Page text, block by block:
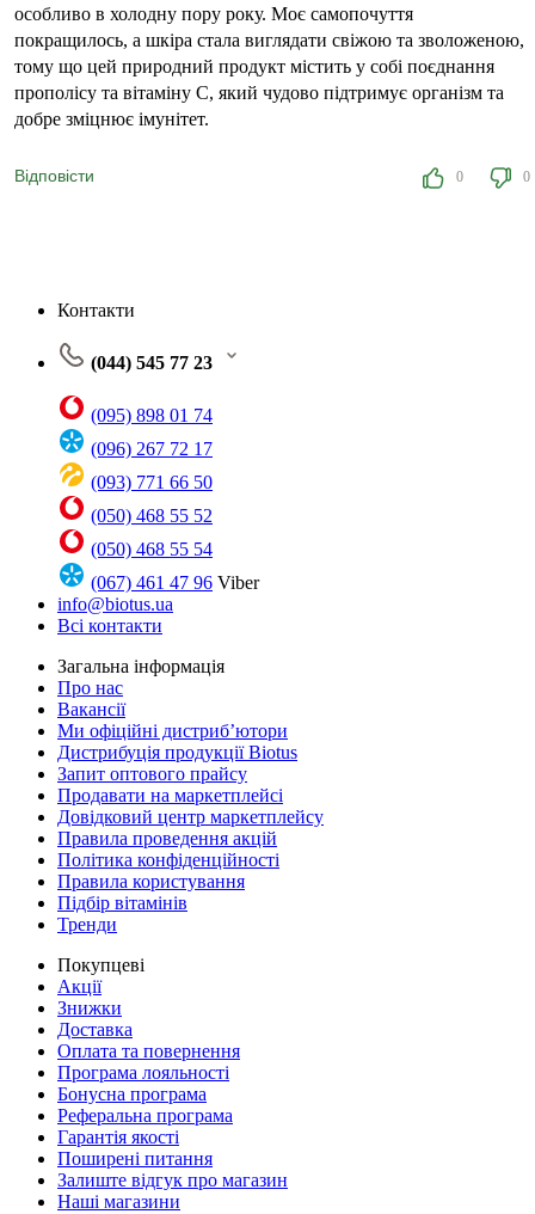
особливо в холодну пору року. Моє самопочуття
покращилось, а шкіра стала виглядати свіжою та зволоженою,
тому що цей природний продукт містить у собі поєднання
прополісу та вітаміну С, який чудово підтримує організм та
добре зміцнює імунітет.
Відповісти 0 0
Контакти
(044) 545 77 23
(095) 898 01 74
(096) 267 72 17
(093) 771 66 50
(050) 468 55 52
(050) 468 55 54
(067) 461 47 96 Viber
info@biotus.ua
Всі контакти
Загальна інформація
Про нас
Вакансії
Ми офіційні дистриб’ютори
Дистрибуція продукції Biotus
Запит оптового прайсу
Продавати на маркетплейсі
Довідковий центр маркетплейсу
Правила проведення акцій
Політика конфіденційності
Правила користування
Підбір вітамінів
Тренди
Покупцеві
Акції
Знижки
Доставка
Оплата та повернення
Програма лояльності
Бонусна програма
Реферальна програма
Гарантія якості
Поширені питання
Залиште відгук про магазин
Наші магазини